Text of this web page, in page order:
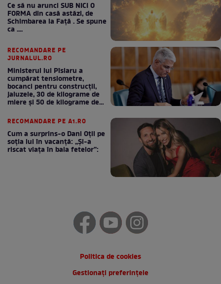
Ce să nu arunci SUB NICI O
FORMA din casă astăzi, de
Schimbarea la Față . Se spune
ca ....
RECOMANDARE PE
JURNALUL.RO
Ministerul lui Pîslaru a
cumpărat tensiometre,
bocanci pentru construcții,
jaluzele, 30 de kilograme de
miere și 50 de kilograme de
RECOMANDARE PE A1.RO
Cum a surprins-o Dani Oțil pe
soția lui în vacanță: „Și-a
riscat viața în baia fetelor”:
Politica de cookies
Gestionați preferințele